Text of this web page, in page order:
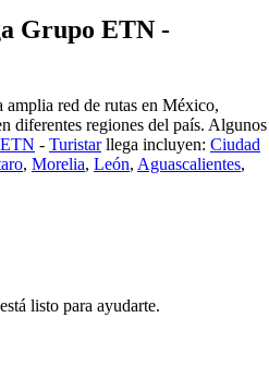
Grupo ETN -
amplia red de rutas en México,
diferentes regiones del país. Algunos
ETN - Turistarllega incluyen: Ciudad
, Morelia, León, Aguascalientes,
listo para ayudarte.